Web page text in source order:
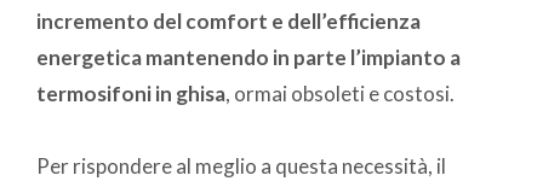
incremento del comfort e dell’efficienza
energetica mantenendo in parte l’impianto a
termosifoni in ghisa, ormai obsoleti e costosi.
Per rispondere al meglio a questa necessità, il